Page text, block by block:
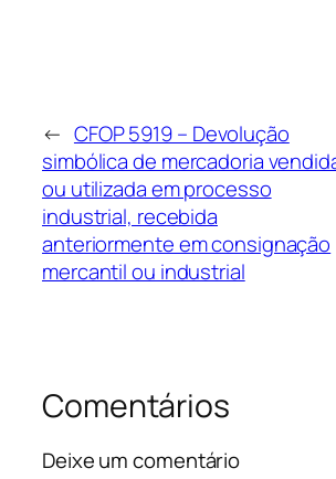
← CFOP 5919 – Devolução
simbólica de mercadoria
ou utilizada em processo
industrial, recebida
anteriormente em consignação
mercantil ou industrial
Comentários
Deixe um comentário